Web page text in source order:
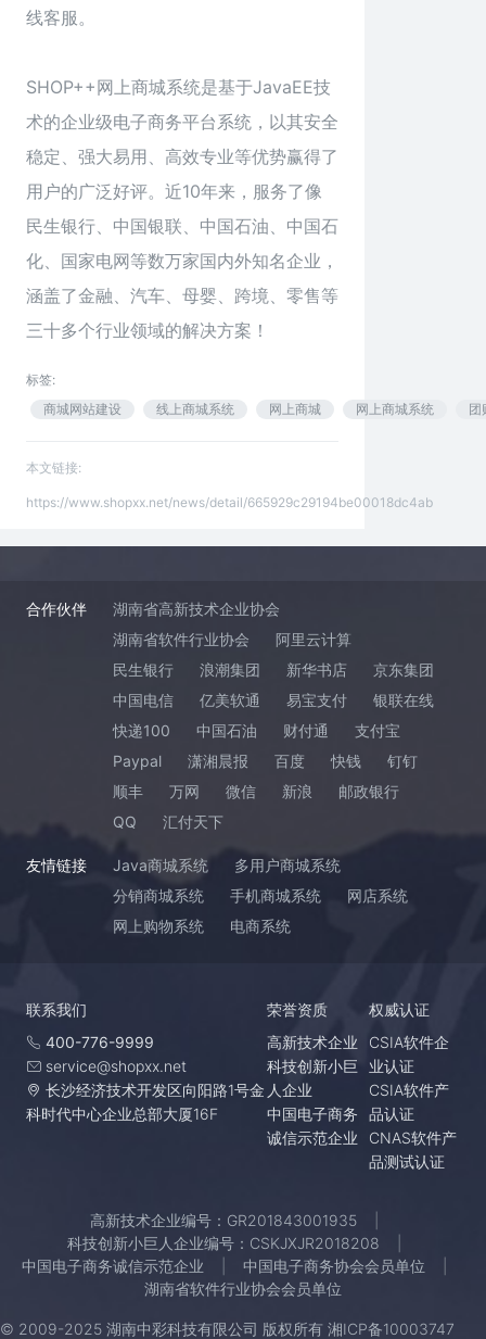
线客服。
SHOP++网上商城系统是基于JavaEE技
术的企业级电子商务平台系统，以其安全
稳定、强大易用、高效专业等优势赢得了
用户的广泛好评。近10年来，服务了像
民生银行、中国银联、中国石油、中国石
化、国家电网等数万家国内外知名企业，
涵盖了金融、汽车、母婴、跨境、零售等
三十多个行业领域的解决方案！
标签:
商城网站建设
线上商城系统 网上商城 网上商城系统 团
本文链接:
https://www.shopxx.net/news/detail/665929c29194be00018dc4ab
合作伙伴
湖南省高新技术企业协会
湖南省软件行业协会
阿里云计算
民生银行
浪潮集团 新华书店
京东集团
中国电信
亿美软通 易宝支付
银联在线
快递100
中国石油 财付通
支付宝
Paypal
潇湘晨报 百度 快钱
钉钉
顺丰
万网 微信 新浪
邮政银行
QQ
汇付天下
友情链接 Java商城系统
多用户商城系统
分销商城系统
手机商城系统
网店系统
网上购物系统
电商系统
联系我们
400-776-9999
service@shopxx.net
长沙经济技术开发区向阳路1号金
科时代中心企业总部大厦16F
荣誉资质
高新技术企业
科技创新小巨
人企业
中国电子商务
诚信示范企业
权威认证
CSIA软件企
业认证
CSIA软件产
品认证
CNAS软件产
品测试认证
高新技术企业编号：GR201843001935
科技创新小巨人企业编号：CSKJXJR2018208
中国电子商务诚信示范企业
中国电子商务协会会员单位
湖南省软件行业协会会员单位
© 2009-2025 湖南中彩科技有限公司 版权所有 湘ICP备10003747